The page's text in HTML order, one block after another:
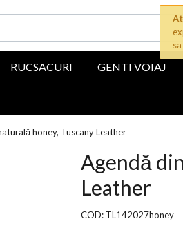
RUCSACURI GENTI VOIAJ
honey, Tuscany Leather
Agendă
Leather
COD: TL142027honey